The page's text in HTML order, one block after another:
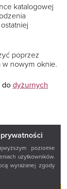
poziomie
użytkowników.
wyrażanej zgody
katalogowej
poprzez
w nowym oknie.
dodyżurnych